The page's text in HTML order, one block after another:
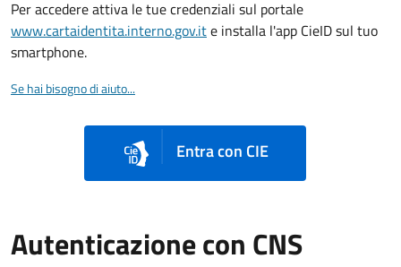
Per accedere attiva le tue credenziali sul portale
www.cartaidentita.interno.gov.ite installa l'app CieID sul tuo
smartphone.
Se hai bisogno di aiuto...
Entra con CIE
Autenticazione con CNS